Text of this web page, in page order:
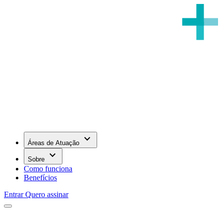
Áreas de Atuação keyboard_arrow_down
Sobre keyboard_arrow_down
Como funciona
Benefícios
EntrarQuero assinar